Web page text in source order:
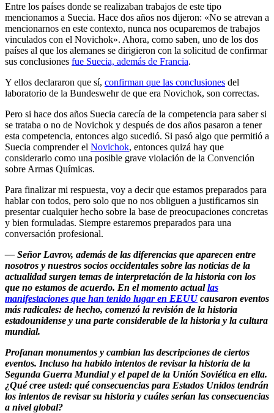
Entre los países donde se realizaban trabajos de este tipo
mencionamos a Suecia. Hace dos años nos dijeron: «No se atrevan a
mencionarnos en este contexto, nunca nos ocuparemos de trabajos
vinculados con el Novichok». Ahora, como saben, uno de los dos
países al que los alemanes se dirigieron con la solicitud de confirmar
sus conclusiones fue Suecia, además de Francia.
Y ellos declararon que sí, confirman que las conclusiones del
laboratorio de la Bundeswehr de que era Novichok, son correctas.
Pero si hace dos años Suecia carecía de la competencia para saber si
se trataba o no de Novichok y después de dos años pasaron a tener
esta competencia, entonces algo sucedió. Si pasó algo que permitió a
Suecia comprender el Novichok, entonces quizá hay que
considerarlo como una posible grave violación de la Convención
sobre Armas Químicas.
Para finalizar mi respuesta, voy a decir que estamos preparados para
hablar con todos, pero solo que no nos obliguen a justificarnos sin
presentar cualquier hecho sobre la base de preocupaciones concretas
y bien formuladas. Siempre estaremos preparados para una
conversación profesional.
— Señor Lavrov, además de las diferencias que aparecen entre
nosotros y nuestros socios occidentales sobre las noticias de la
actualidad surgen temas de interpretación de la historia con los
que no estamos de acuerdo. En el momento actuallas
manifestaciones que han tenido lugar en EEUUcausaron eventos
más radicales: de hecho, comenzó la revisión de la historia
estadounidense y una parte considerable de la historia y la cultura
mundial.
Profanan monumentos y cambian las descripciones de ciertos
eventos. Incluso ha habido intentos de revisar la historia de la
Segunda Guerra Mundial y el papel de la Unión Soviética en ella.
¿Qué cree usted: qué consecuencias para Estados Unidos tendrán
los intentos de revisar su historia y cuáles serían las consecuencias
a nivel global?